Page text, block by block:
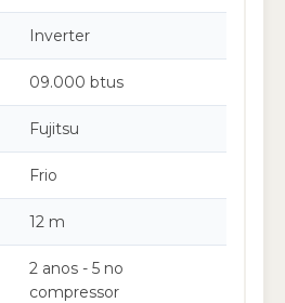
Inverter
09.000 btus
Fujitsu
Frio
12 m
2 anos - 5 no
compressor